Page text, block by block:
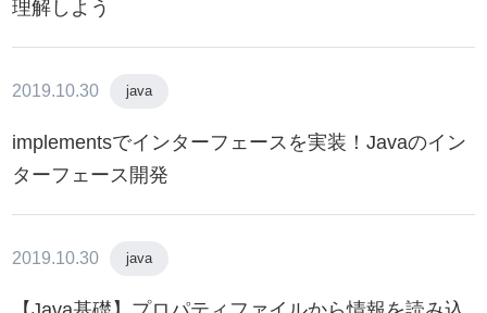
理解しよう
2019.10.30 java
implementsでインターフェースを実装！Javaのイン
ターフェース開発
2019.10.30 java